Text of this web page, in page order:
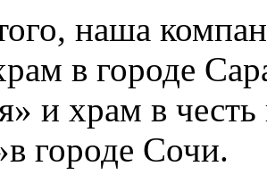
наша
в городе
и храм в
городе Сочи.